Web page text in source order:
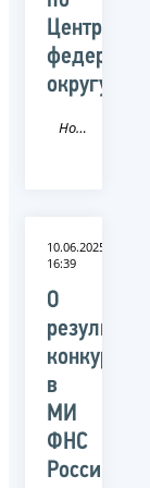
округу
Новость
10.06.2025
16:39
О
результатах
конкурса
в
МИ
ФНС
России